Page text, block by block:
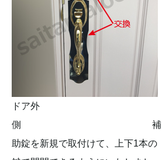
ドア外
側 補
助錠を新規で取付けて、上下1本の